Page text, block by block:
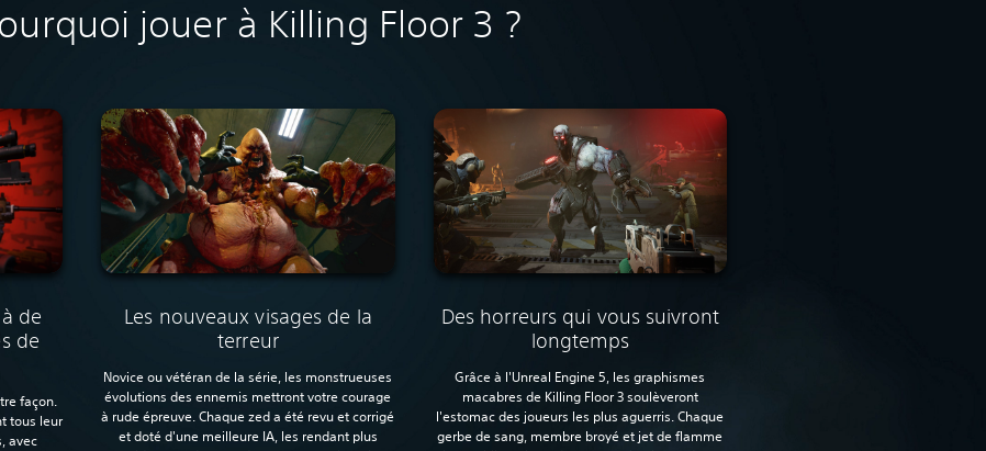
jouer à Killing Floor 3 ?
de
de
façon.
tous leur
avec
Les nouveaux visages de la
terreur
Novice ou vétéran de la série, les monstrueuses
évolutions des ennemis mettront votre courage
à rude épreuve. Chaque zed a été revu et corrigé
et doté d'une meilleure IA, les rendant plus
Des horreurs qui vous suivront
longtemps
Grâce à l'Unreal Engine 5, les graphismes
macabres de Killing Floor 3 soulèveront
l'estomac des joueurs les plus aguerris. Chaque
gerbe de sang, membre broyé et jet de flamme